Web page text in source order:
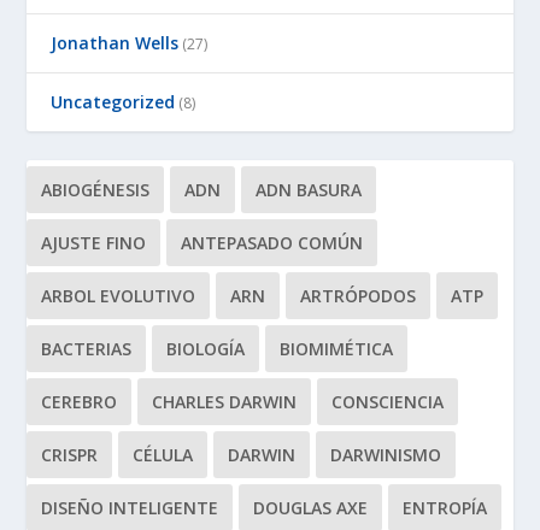
Jonathan Wells (27)
Uncategorized (8)
ABIOGÉNESIS ADN ADN BASURA
AJUSTE FINO ANTEPASADO COMÚN
ARBOL EVOLUTIVO ARN ARTRÓPODOS ATP
BACTERIAS BIOLOGÍA BIOMIMÉTICA
CEREBRO CHARLES DARWIN CONSCIENCIA
CRISPR CÉLULA DARWIN DARWINISMO
DISEÑO INTELIGENTE DOUGLAS AXE ENTROPÍA